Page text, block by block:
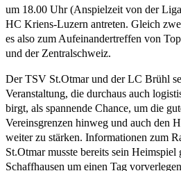
um 18.00 Uhr (Anspielzeit von der
HC Kriens-Luzern antreten. Gleich
es also zum Aufeinandertreffen von
und der Zentralschweiz.
Der TSV St.Otmar und der LC Brühl
Veranstaltung, die durchaus auch
birgt, als spannende Chance, um die
Vereinsgrenzen hinweg und auch den
weiter zu stärken. Informationen zum
St.Otmar musste bereits sein Heimspiel
Schaffhausen um einen Tag